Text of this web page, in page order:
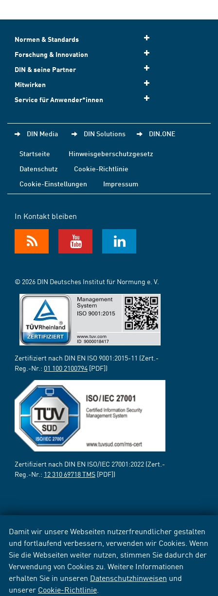
Damit wir unsere Webseiten nutzerfreundlicher gestalten
und fortlaufend verbessern, verwenden wir Cookies. Wenn
Sie die Webseiten weiter nutzen, stimmen Sie dadurch der
Verwendung von Cookies zu. Weitere Informationen
erhalten Sie in unseren Datenschutzhinweisen und
unserer Cookie-Richtlinie
Normen & Standards
Forschung & Innovation
DIN & seine Partner
Mitwirken
Service für Anwender*innen
DIN Media DIN Solutions DIN.ONE
Startseite
Hinweisgeberschutzgesetz
Datenschutz
Cookie-Richtlinie
Cookie-Einstellungen
Impressum
In Kontakt bleiben
© 2026 DIN Deutsches Institut für Normung e. V.
Zertifiziert nach DIN EN ISO 9001:2015-11 (Zert.-
Reg.-Nr.: 01 100 2100794 [PDF])
Zertifiziert nach DIN EN ISO/IEC 27001:2022 (Zert.-
Reg.-Nr.: 12 310 69718 TMS [PDF])